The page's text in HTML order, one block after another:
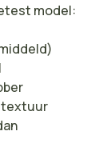
model:
textuur